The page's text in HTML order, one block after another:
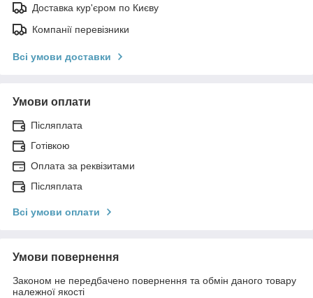
Доставка кур'єром по Києву
Компанії перевізники
Всі умови доставки
Умови оплати
Післяплата
Готівкою
Оплата за реквізитами
Післяплата
Всі умови оплати
Умови повернення
Законом не передбачено повернення та обмін даного товару
належної якості